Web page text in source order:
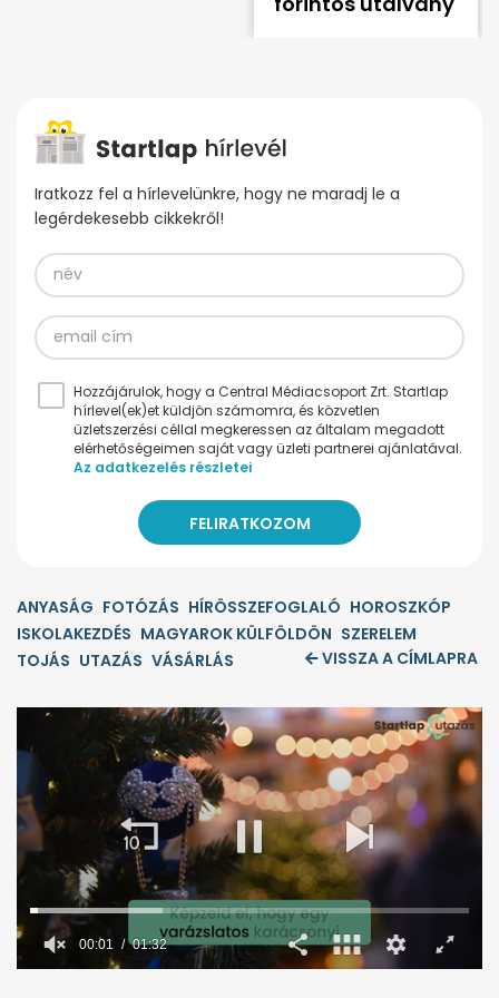
Iratkozz fel a hírlevelünkre, hogy ne maradj le a
legérdekesebb cikkekről!
Hozzájárulok, hogy a Central Médiacsoport Zrt. Startlap
hírlevel(ek)et küldjön számomra, és közvetlen
üzletszerzési céllal megkeressen az általam megadott
elérhetőségeimen saját vagy üzleti partnerei ajánlatával.
Az adatkezelés részletei
ANYASÁG FOTÓZÁS HÍRÖSSZEFOGLALÓ HOROSZKÓP
ISKOLAKEZDÉS MAGYAROK KÜLFÖLDÖN SZERELEM
TOJÁS UTAZÁS VÁSÁRLÁS VISSZA A CÍMLAPRA